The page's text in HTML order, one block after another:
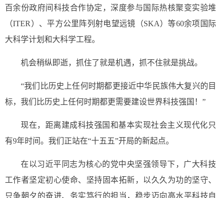
百余份政府间科技合作协定，深度参与国际热核聚变实验堆
（ITER）、平方公里阵列射电望远镜（SKA）等60余项国际
大科学计划和大科学工程。
机会稍纵即逝，抓住了就是机遇，抓不住就是挑战。
“我们比历史上任何时期都更接近中华民族伟大复兴的目
标，我们比历史上任何时期都更需要建设世界科技强国！”
现在，距离建成科技强国和基本实现社会主义现代化只
有9年时间。我们正站在“十五五”开局的新起点。
在以习近平同志为核心的党中央坚强领导下，广大科技
工作者坚定初心使命、坚持固本拓新，以久久为功的坚守、
只争朝夕的奋进、务实笃行的担当，稳步迈向高水平科技自